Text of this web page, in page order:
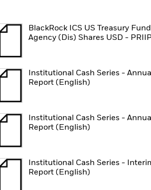
BlackRock ICS US Treasury
Agency (Dis) Shares USD -
Institutional Cash Series -
Report (English)
Institutional Cash Series -
Report (English)
Institutional Cash Series -
Report (English)